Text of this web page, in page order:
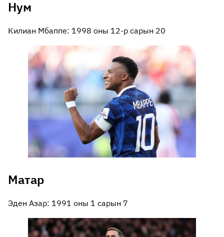
Нум
Килиан Мбаппе: 1998 оны 12-р сарын 20
Матар
Эден Азар: 1991 оны 1 сарын 7